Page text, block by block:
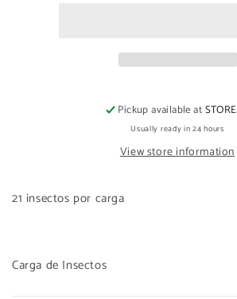
Pickup available atSTORE
Usually ready in 24 hours
View store information
21 insectos por carga
Carga de Insectos